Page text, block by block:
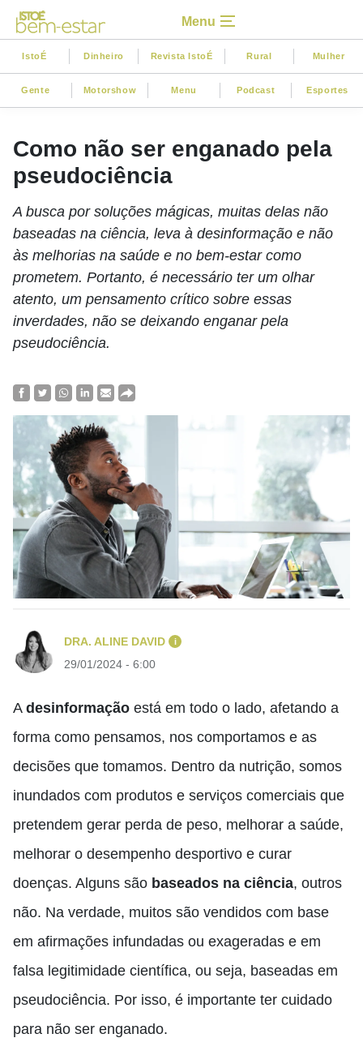
Menu
IstoÉ Dinheiro Revista IstoÉ Rural Mulher
Gente Motorshow Menu Podcast Esportes
Como não ser enganado pela
pseudociência
A busca por soluções mágicas, muitas delas não
baseadas na ciência, leva à desinformação e não
às melhorias na saúde e no bem-estar como
prometem. Portanto, é necessário ter um olhar
atento, um pensamento crítico sobre essas
inverdades, não se deixando enganar pela
pseudociência.
DRA. ALINE DAVID i
29/01/2024 - 6:00
A desinformação está em todo o lado, afetando a
forma como pensamos, nos comportamos e as
decisões que tomamos. Dentro da nutrição, somos
inundados com produtos e serviços comerciais que
pretendem gerar perda de peso, melhorar a saúde,
melhorar o desempenho desportivo e curar
doenças. Alguns são baseados na ciência, outros
não. Na verdade, muitos são vendidos com base
em afirmações infundadas ou exageradas e em
falsa legitimidade científica, ou seja, baseadas em
pseudociência. Por isso, é importante ter cuidado
para não ser enganado.